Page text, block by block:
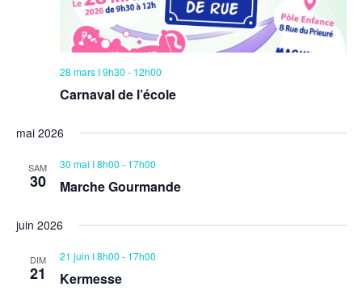
28 mars I 9h30 - 12h00
Carnaval de l’école
mai 2026
SAM
30
30 mai I 8h00 - 17h00
Marche Gourmande
juin 2026
DIM
21
21 juin I 8h00 - 17h00
Kermesse